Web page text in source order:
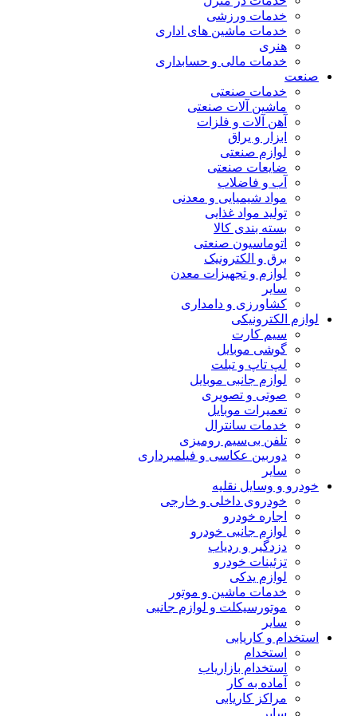
خدمات ورزشی
خدمات ماشین های اداری
هنری
خدمات مالی و حسابداری
صنعت
خدمات صنعتی
ماشین آلات صنعتی
آهن آلات و فلزات
ابزار و یراق
لوازم صنعتی
ضایعات صنعتی
آب و فاضلاب
مواد شیمیایی و معدنی
تولید مواد غذایی
بسته بندی کالا
اتوماسیون صنعتی
برق و الکترونیک
لوازم و تجهیزات معدن
سایر
کشاورزی و دامداری
لوازم الکترونیکی
سیم کارت
گوشی موبایل
لپ تاپ و تبلت
لوازم جانبی موبایل
صوتی و تصویری
تعمیرات موبایل
خدمات سانترال
تلفن بی‌سیم رومیزی
دوربین عکاسی و فیلمبرداری
سایر
خودرو و وسایل نقلیه
خودروی داخلی و خارجی
اجاره خودرو
لوازم جانبی خودرو
دزدگیر و ردیاب
تزئینات خودرو
لوازم یدکی
خدمات ماشین و موتور
موتورسیکلت و لوازم جانبی
سایر
استخدام و کاریابی
استخدام
استخدام بازاریاب
آماده به کار
مراکز کاریابی